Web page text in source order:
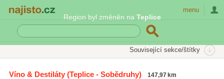
Region byl změněn na Teplice
menu
Související sekce/štítky
Víno & Destiláty(Teplice - Sobědruhy) 147,97 km